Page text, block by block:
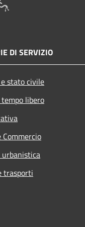
DI SERVIZIO
stato civile
libero
Commercio
urbanistica
trasporti